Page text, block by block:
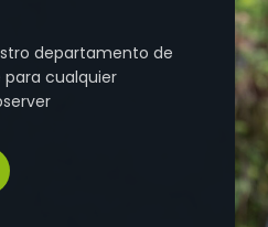
departamento de
cualquier